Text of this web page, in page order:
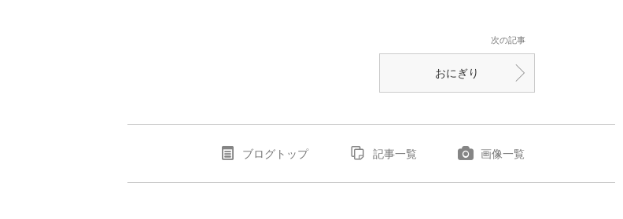
次の記事
おにぎり
ブログトップ 記事一覧 画像一覧